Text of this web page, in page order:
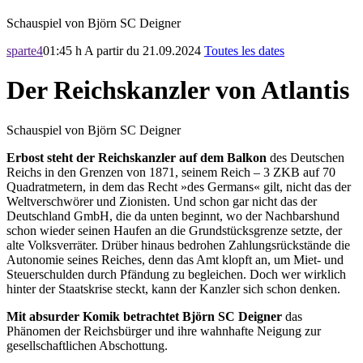
Schauspiel von Björn SC Deigner
sparte401:45 h A partir du 21.09.2024 Toutes les dates
Der Reichskanzler von Atlantis
Schauspiel von Björn SC Deigner
Erbost steht der Reichskanzler auf dem Balkon des Deutschen
Reichs in den Grenzen von 1871, seinem Reich – 3 ZKB auf 70
Quadratmetern, in dem das Recht »des Germans« gilt, nicht das der
Weltverschwörer und Zionisten. Und schon gar nicht das der
Deutschland GmbH, die da unten beginnt, wo der Nachbarshund
schon wieder seinen Haufen an die Grundstücksgrenze setzte, der
alte Volksverräter. Drüber hinaus bedrohen Zahlungsrückstände die
Autonomie seines Reiches, denn das Amt klopft an, um Miet- und
Steuerschulden durch Pfändung zu begleichen. Doch wer wirklich
hinter der Staatskrise steckt, kann der Kanzler sich schon denken.
Mit absurder Komik betrachtet Björn SC Deigner das
Phänomen der Reichsbürger und ihre wahnhafte Neigung zur
gesellschaftlichen Abschottung.